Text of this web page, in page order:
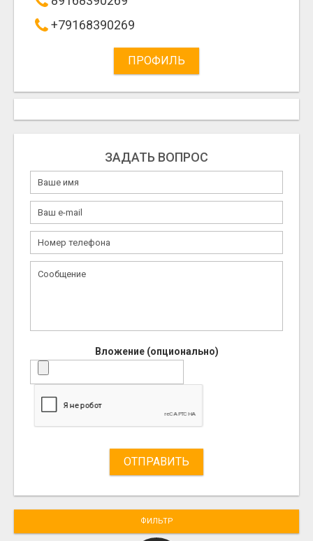
+79168390269
ПРОФИЛЬ
ЗАДАТЬ ВОПРОС
Вложение (опционально)
ОТПРАВИТЬ
ФИЛЬТР